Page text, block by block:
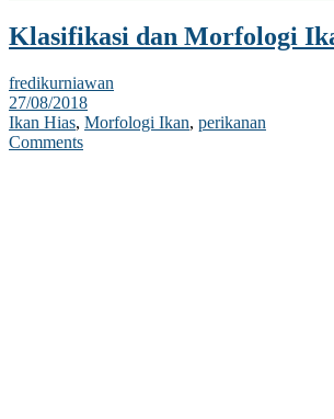
Klasifikasi dan Morfologi
fredikurniawan
27/08/2018
Ikan Hias, Morfologi Ikan, perikanan
Comments